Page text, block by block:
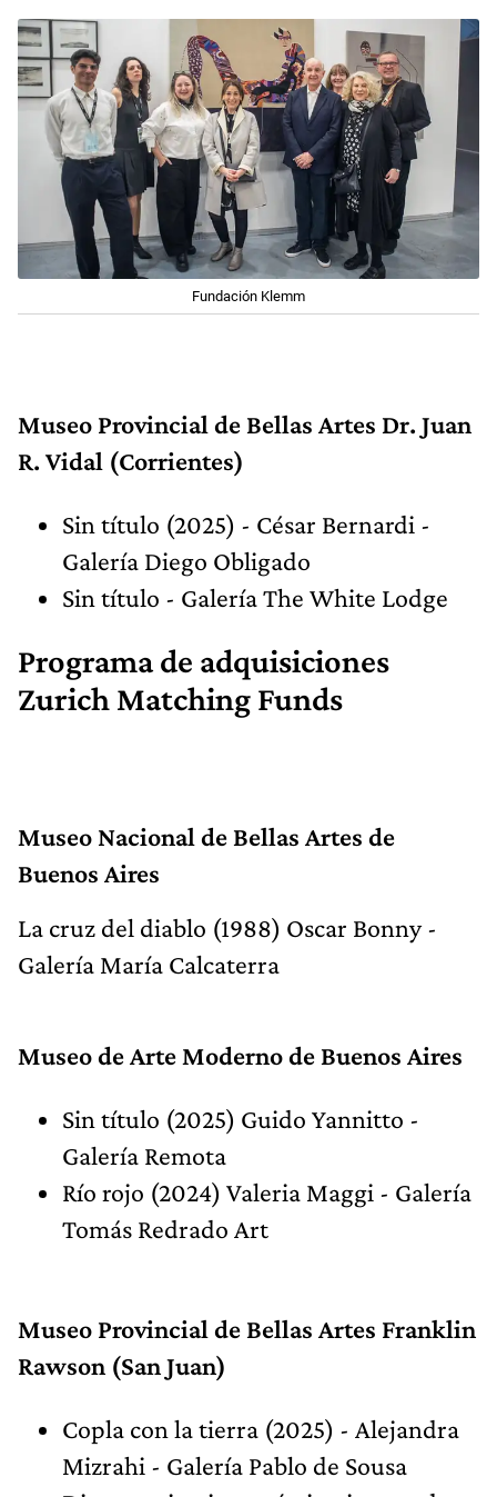
Fundación Klemm
Museo Provincial de Bellas Artes Dr. Juan
R. Vidal (Corrientes)
Sin título (2025) - César Bernardi -
Galería Diego Obligado
Sin título - Galería The White Lodge
Programa de adquisiciones
Zurich Matching Funds
Museo Nacional de Bellas Artes de
Buenos Aires
La cruz del diablo (1988) Oscar Bonny -
Galería María Calcaterra
Museo de Arte Moderno de Buenos Aires
Sin título (2025) Guido Yannitto -
Galería Remota
Río rojo (2024) Valeria Maggi - Galería
Tomás Redrado Art
Museo Provincial de Bellas Artes Franklin
Rawson (San Juan)
Copla con la tierra (2025) - Alejandra
Mizrahi - Galería Pablo de Sousa